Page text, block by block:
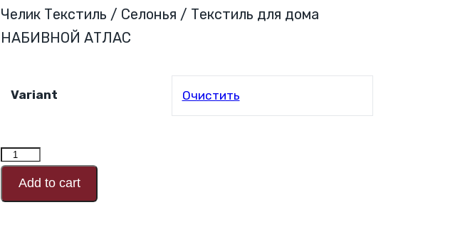
Челик Текстиль / Селонья / Текстиль для дома
НАБИВНОЙ АТЛАС
Variant Очистить
Количество
товара
НАБИВНОЙ
Add to cart